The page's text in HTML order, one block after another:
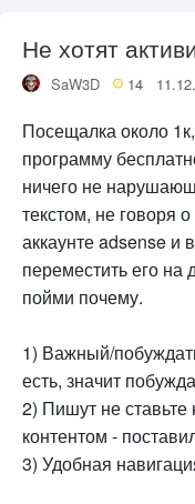
Не хотят
SaW3D 14
Посещалка около
программу
ничего не
текстом, не говоря
аккаунте adsense и
переместить его на
пойми почему.
1) Важный/
есть, значит
2) Пишут не
контентом -
3) Удобная